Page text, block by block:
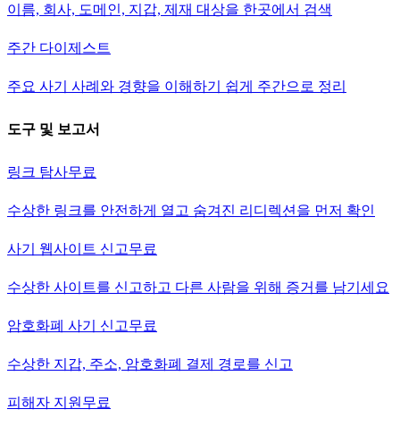
이름, 회사, 도메인, 지갑, 제재 대상을 한곳에서 검색
주간 다이제스트
주요 사기 사례와 경향을 이해하기 쉽게 주간으로 정리
도구 및 보고서
링크 탐사무료
수상한 링크를 안전하게 열고 숨겨진 리디렉션을 먼저 확인
사기 웹사이트 신고무료
수상한 사이트를 신고하고 다른 사람을 위해 증거를 남기세요
암호화폐 사기 신고무료
수상한 지갑, 주소, 암호화폐 결제 경로를 신고
피해자 지원 무료